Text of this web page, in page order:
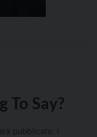
To Say?
pubblicato.